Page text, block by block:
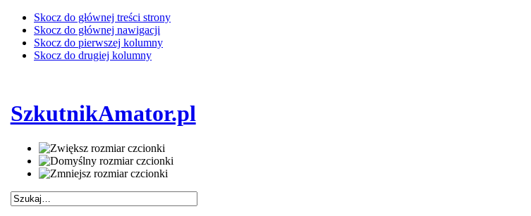
Skocz do głównej treści strony
Skocz do głównej nawigacji
Skocz do pierwszej kolumny
Skocz do drugiej kolumny
SzkutnikAmator.pl